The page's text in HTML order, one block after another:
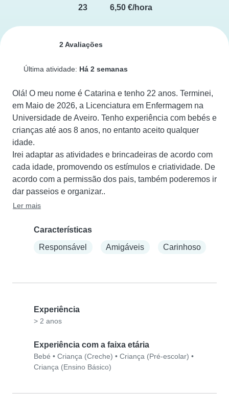
23
6,50 €/hora
2 Avaliações
Última atividade: Há 2 semanas
Olá! O meu nome é Catarina e tenho 22 anos. Terminei,
em Maio de 2026, a Licenciatura em Enfermagem na
Universidade de Aveiro. Tenho experiência com bebés e
crianças até aos 8 anos, no entanto aceito qualquer
idade.
Irei adaptar as atividades e brincadeiras de acordo com
cada idade, promovendo os estímulos e criatividade. De
acordo com a permissão dos pais, também poderemos ir
dar passeios e organizar..
Ler mais
Características
Responsável
Amigáveis Carinhoso
Experiência
> 2 anos
Experiência com a faixa etária
Bebé • Criança (Creche) • Criança (Pré-escolar) •
Criança (Ensino Básico)